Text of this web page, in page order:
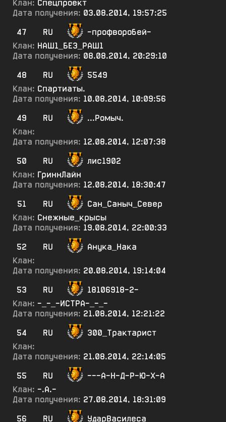
Клан: Спецпроект
Дата получения: 03.08.2014, 19:57:25
47
RU
-профворобей-
Клан: НАШ1_БЕЗ_РАШ1
Дата получения: 08.08.2014, 20:29:10
48
RU
5549
Клан: Спартиаты.
Дата получения: 10.08.2014, 10:09:56
49
RU
...Ромыч.
Клан:
Дата получения: 12.08.2014, 12:07:38
50
RU
лис1902
Клан: ГриннЛайн
Дата получения: 12.08.2014, 18:30:47
51
RU
Сан_Саныч_Север
Клан: Снежные_крысы
Дата получения: 19.08.2014, 22:00:33
52
RU
Анука_Нака
Клан:
Дата получения: 20.08.2014, 19:14:04
53
RU
18106918-2-
Клан: -_-_-ИСТРА-_-_-
Дата получения: 21.08.2014, 12:21:22
54
RU
300_Трактарист
Клан:
Дата получения: 21.08.2014, 22:14:05
55
RU
---А-Н-Д-Р-Ю-Х-А
Клан: -.А.-
Дата получения: 27.08.2014, 18:31:09
56
RU
УдарВасилеса